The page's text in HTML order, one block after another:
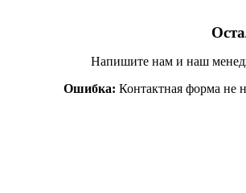
Напишите нам и наш
Ошибка: Контактная форма не